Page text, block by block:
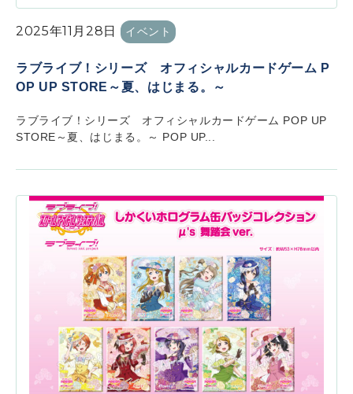
2025年11月28日 イベント
ラブライブ！シリーズ オフィシャルカードゲーム P
OP UP STORE～夏、はじまる。～
ラブライブ！シリーズ オフィシャルカードゲーム POP UP
STORE～夏、はじまる。～ POP UP...